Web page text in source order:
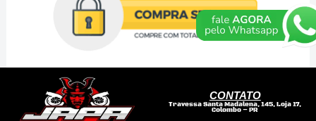
CONTATO
Travessa Santa Madalena, 145, Loja 17,
Colombo – PR